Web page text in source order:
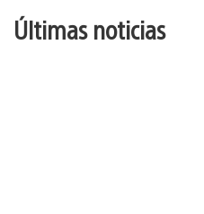
Últimas noticias